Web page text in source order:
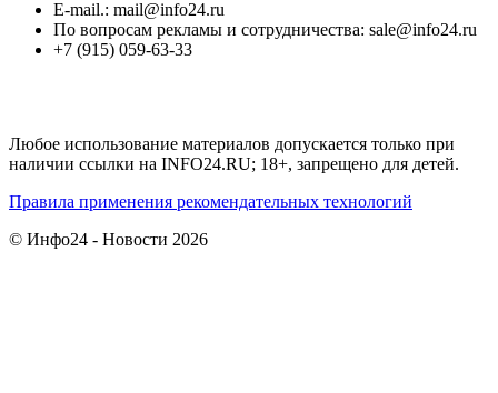
E-mail.: mail@info24.ru
По вопросам рекламы и сотрудничества: sale@info24.ru
+7 (915) 059-63-33
Любое использование материалов допускается только при
наличии ссылки на INFO24.RU; 18+, запрещено для детей.
Правила применения рекомендательных технологий
© Инфо24 - Новости 2026